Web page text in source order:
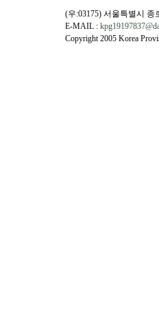
(우:03175) 서울특별시 종
E-MAIL :
Copyright 2005 Korea